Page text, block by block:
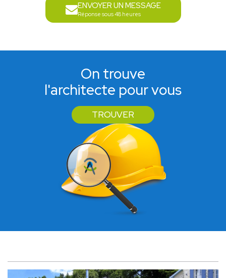
ENVOYER UN MESSAGE
Réponse sous 48 heures
On trouve
l'architecte pour vous
TROUVER